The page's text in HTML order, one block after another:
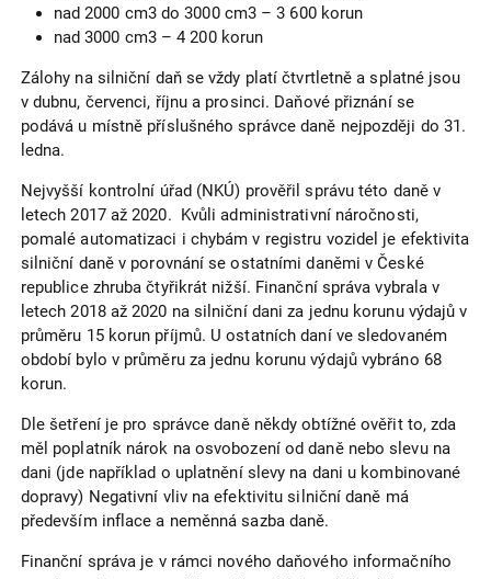
nad 2000 cm3 do 3000 cm3 – 3 600 korun
nad 3000 cm3 – 4 200 korun
Zálohy na silniční daň se vždy platí čtvrtletně a splatné jsou
v dubnu, červenci, říjnu a prosinci. Daňové přiznání se
podává u místně příslušného správce daně nejpozději do 31.
ledna.
Nejvyšší kontrolní úřad (NKÚ) prověřil správu této daně v
letech 2017 až 2020. Kvůli administrativní náročnosti,
pomalé automatizaci i chybám v registru vozidel je efektivita
silniční daně v porovnání se ostatními daněmi v České
republice zhruba čtyřikrát nižší. Finanční správa vybrala v
letech 2018 až 2020 na silniční dani za jednu korunu výdajů v
průměru 15 korun příjmů. U ostatních daní ve sledovaném
období bylo v průměru za jednu korunu výdajů vybráno 68
korun.
Dle šetření je pro správce daně někdy obtížné ověřit to, zda
měl poplatník nárok na osvobození od daně nebo slevu na
dani (jde například o uplatnění slevy na dani u kombinované
dopravy) Negativní vliv na efektivitu silniční daně má
především inflace a neměnná sazba daně.
Finanční správa je v rámci nového daňového informačního